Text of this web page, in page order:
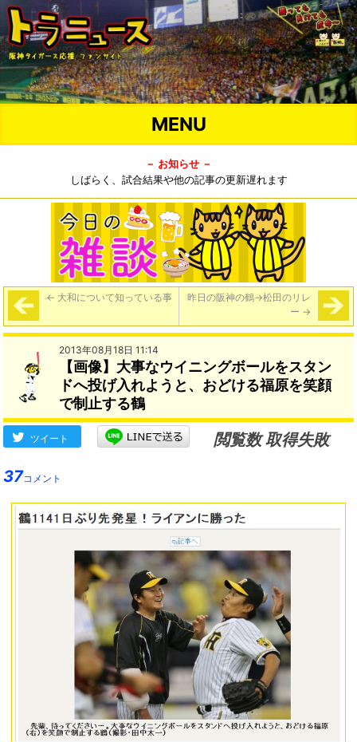
MENU
－ お知らせ －
しばらく、試合結果や他の記事の更新遅れます
← 大和について知っている事
昨日の阪神の鶴→松田のリレ
ー →
2013年08月18日 11:14
【画像】大事なウイニングボールをスタン
ドへ投げ入れようと、おどける福原を笑顔
で制止する鶴
ツイート
閲覧数 取得失敗
37コメント